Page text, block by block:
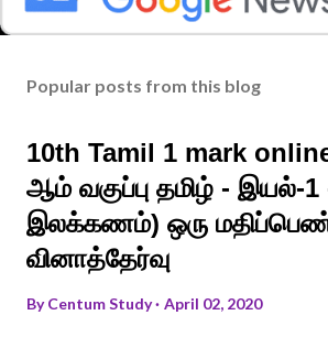
Popular posts from this blog
10th Tamil 1 mark
ஆம் வகுப்பு தமிழ் - இயல்-1
இலக்கணம்) ஒரு
வினாத்தேர்வு
ByCentum Study April 02, 2020